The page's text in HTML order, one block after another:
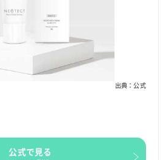
出典：公式
公式で見る